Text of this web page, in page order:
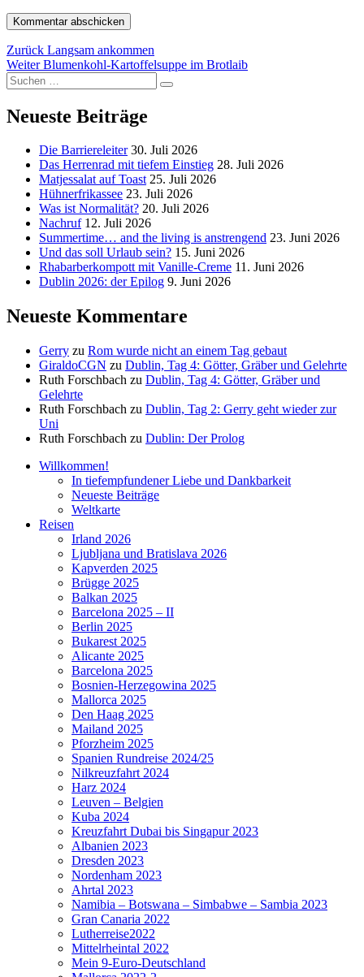
Beitragsnavigation
Zurück Vorheriger
Beitrag:
Langsam ankommen
Weiter Nächster
Beitrag:
Blumenkohl-Kartoffelsuppe im Brotlaib
Suchen
nach:
Suchen
Neueste Beiträge
Die Barriereleiter 30. Juli 2026
Das Herrenrad mit tiefem Einstieg 28. Juli 2026
Matjessalat auf Toast 25. Juli 2026
Hühnerfrikassee 23. Juli 2026
Was ist Normalität? 20. Juli 2026
Nachruf 12. Juli 2026
Summertime… and the living is anstrengend 23. Juni 2026
Und das soll Urlaub sein? 15. Juni 2026
Rhabarberkompott mit Vanille-Creme 11. Juni 2026
Dublin 2026: der Epilog 9. Juni 2026
Neueste Kommentare
Gerry zu Rom wurde nicht an einem Tag gebaut
GiraldoCGN zu Dublin, Tag 4: Götter, Gräber und Gelehrte
Ruth Forschbach zu Dublin, Tag 4: Götter, Gräber und
Gelehrte
Ruth Forschbach zu Dublin, Tag 2: Gerry geht wieder zur
Uni
Ruth Forschbach zu Dublin: Der Prolog
Willkommen!
In tiefempfundener Liebe und Dankbarkeit
Neueste Beiträge
Weltkarte
Reisen
Irland 2026
Ljubljana und Bratislava 2026
Kapverden 2025
Brügge 2025
Balkan 2025
Barcelona 2025 – II
Berlin 2025
Bukarest 2025
Alicante 2025
Barcelona 2025
Bosnien-Herzegowina 2025
Mallorca 2025
Den Haag 2025
Mailand 2025
Pforzheim 2025
Spanien Rundreise 2024/25
Nilkreuzfahrt 2024
Harz 2024
Leuven – Belgien
Kuba 2024
Kreuzfahrt Dubai bis Singapur 2023
Albanien 2023
Dresden 2023
Nordenham 2023
Ahrtal 2023
Namibia – Botswana – Simbabwe – Sambia 2023
Gran Canaria 2022
Lutherreise2022
Mittelrheintal 2022
Mein 9-Euro-Deutschland